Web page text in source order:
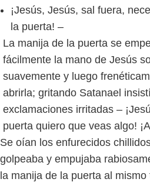
¡Jesús, Jesús, sal fuera,
la puerta! –
La manija de la puerta se
fácilmente la mano de Jesús
suavemente y luego
abrirla; gritando Satanael
exclamaciones irritadas –
puerta quiero que veas algo!
Se oían los enfurecidos
golpeaba y empujaba
la manija de la puerta al